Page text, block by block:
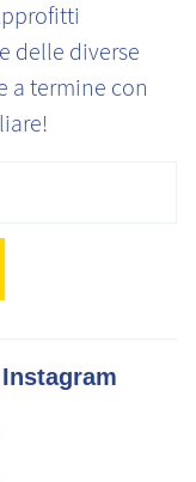
delle diverse
a termine con